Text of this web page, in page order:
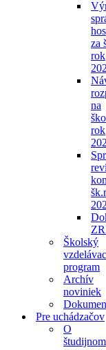
za
rok
na
rok
Školský
program
Archív
noviniek
Pre uchádzačov
O
študijnom